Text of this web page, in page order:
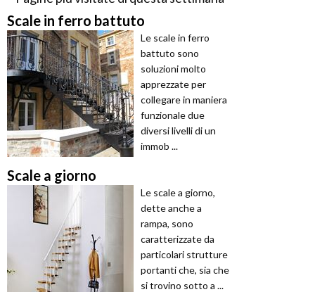
Scale in ferro battuto
Le scale in ferro
battuto sono
soluzioni molto
apprezzate per
collegare in maniera
funzionale due
diversi livelli di un
immob ...
Scale a giorno
Le scale a giorno,
dette anche a
rampa, sono
caratterizzate da
particolari strutture
portanti che, sia che
si trovino sotto a ...